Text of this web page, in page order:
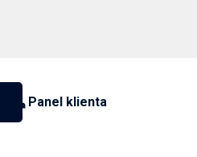
Panel klienta